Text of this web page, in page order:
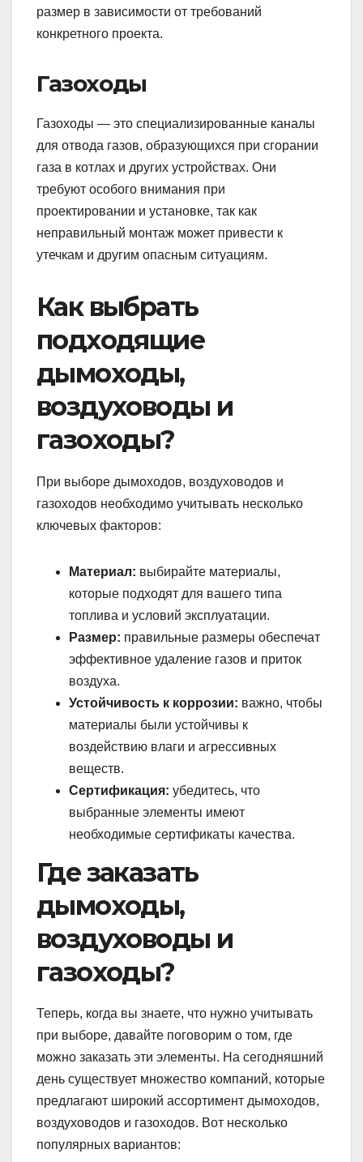
размер в зависимости от требований
конкретного проекта.
Газоходы
Газоходы — это специализированные каналы
для отвода газов, образующихся при сгорании
газа в котлах и других устройствах. Они
требуют особого внимания при
проектировании и установке, так как
неправильный монтаж может привести к
утечкам и другим опасным ситуациям.
Как выбрать
подходящие
дымоходы,
воздуховоды и
газоходы?
При выборе дымоходов, воздуховодов и
газоходов необходимо учитывать несколько
ключевых факторов:
Материал: выбирайте материалы,
которые подходят для вашего типа
топлива и условий эксплуатации.
Размер: правильные размеры обеспечат
эффективное удаление газов и приток
воздуха.
Устойчивость к коррозии: важно, чтобы
материалы были устойчивы к
воздействию влаги и агрессивных
веществ.
Сертификация: убедитесь, что
выбранные элементы имеют
необходимые сертификаты качества.
Где заказать
дымоходы,
воздуховоды и
газоходы?
Теперь, когда вы знаете, что нужно учитывать
при выборе, давайте поговорим о том, где
можно заказать эти элементы. На сегодняшний
день существует множество компаний, которые
предлагают широкий ассортимент дымоходов,
воздуховодов и газоходов. Вот несколько
популярных вариантов: